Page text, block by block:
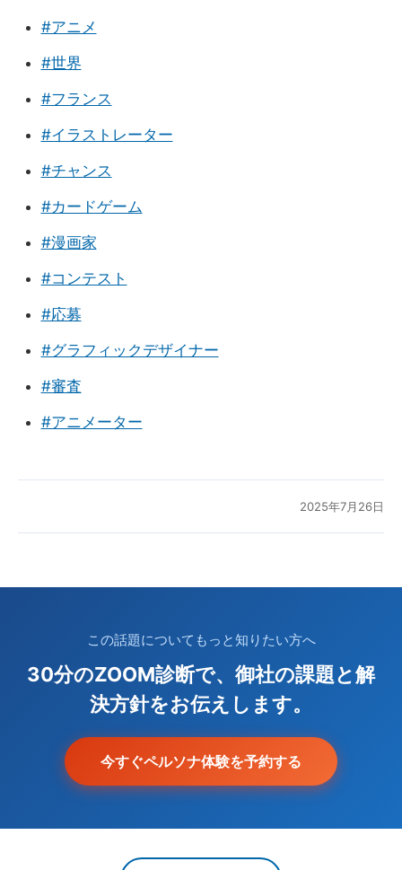
#アニメ
#世界
#フランス
#イラストレーター
#チャンス
#カードゲーム
#漫画家
#コンテスト
#応募
#グラフィックデザイナー
#審査
#アニメーター
2025年7月26日
この話題についてもっと知りたい方へ
30分のZOOM診断で、御社の課題と解
決方針をお伝えします。
今すぐペルソナ体験を予約する